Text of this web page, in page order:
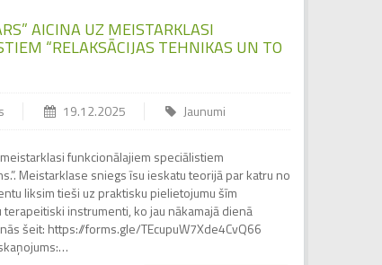
AICINA UZ MEISTARKLASI
“RELAKSĀCIJAS TEHNIKAS UN TO
19.12.2025 Jaunumi
funkcionālajiem speciālistiem
Meistarklase sniegs īsu ieskatu teorijā par katru no
liksim tieši uz praktisku pielietojumu šīm
instrumenti, ko jau nākamajā dienā
šeit: https://forms.gle/TEcupuW7Xde4CvQ66